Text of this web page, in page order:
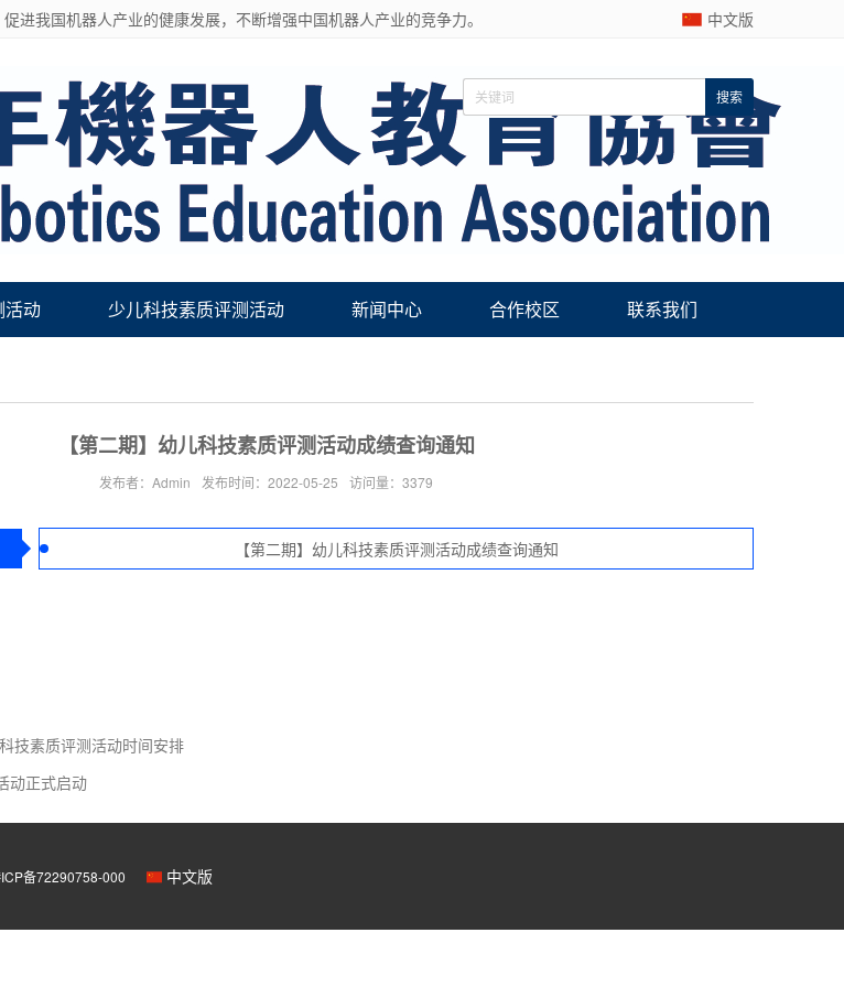
我国机器人产业的健康发展，不断增强中国机器人产业的竞争力。 中文版
活动 少儿科技素质评测活动 新闻中心 合作校区 联系我们
【第二期】幼儿科技素质评测活动成绩查询通知
发布者：Admin 发布时间：2022-05-25 访问量：3379
【第二期】幼儿科技素质评测活动成绩查询通知
技素质评测活动时间安排
动正式启动
备72290758-000 中文版